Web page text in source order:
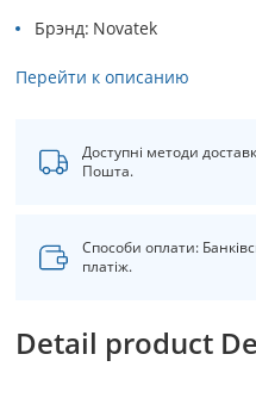
Брэнд Novatek
Перейти к описанию
Доступні методи
Пошта.
Способи оплати:
платіж.
Detail product